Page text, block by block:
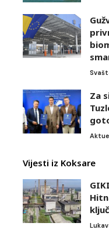
Za
Vijesti iz Koksare